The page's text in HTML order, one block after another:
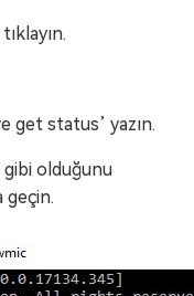
get status’ yazın.
gibi olduğunu
geçin.